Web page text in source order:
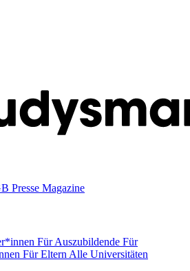
Presse Magazine
Für Auszubildende Für
Für Eltern Alle Universitäten